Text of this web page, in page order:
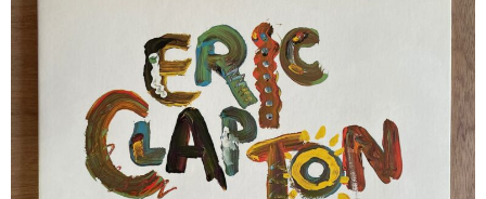
取り置きなどについて
Categories
New Arrivals